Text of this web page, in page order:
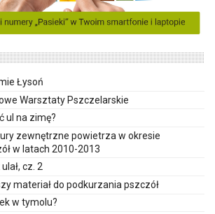
Łysoń
Warsztaty Pszczelarskie
ul na zimę?
zewnętrzne powietrza w okresie
w latach 2010-2013
cz. 2
materiał do podkurzania pszczół
w tymolu?